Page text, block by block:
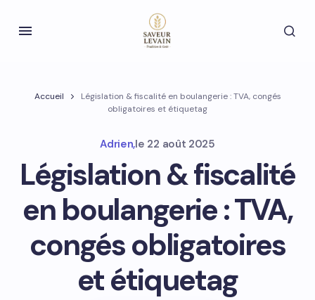
Accueil
Législation & fiscalité en boulangerie : TVA, congés
obligatoires et étiquetag
Adrien,le 22 août 2025
Législation & fiscalité
en boulangerie : TVA,
congés obligatoires
et étiquetag